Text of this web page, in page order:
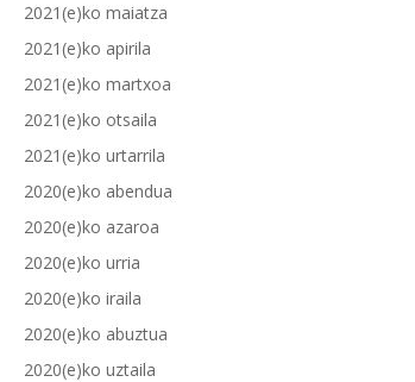
2021(e)ko maiatza
2021(e)ko apirila
2021(e)ko martxoa
2021(e)ko otsaila
2021(e)ko urtarrila
2020(e)ko abendua
2020(e)ko azaroa
2020(e)ko urria
2020(e)ko iraila
2020(e)ko abuztua
2020(e)ko uztaila